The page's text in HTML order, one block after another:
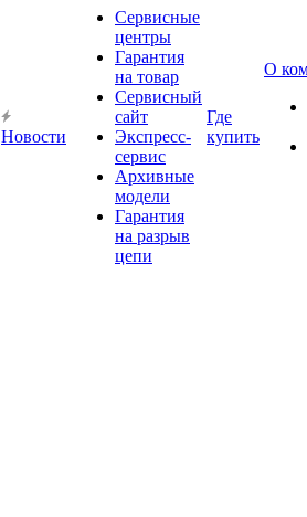
Новости
Сервисные
центры
Гарантия
на товар
Сервисный
сайт
Экспресс-
сервис
Архивные
модели
Гарантия
на разрыв
цепи
Где
купить
О